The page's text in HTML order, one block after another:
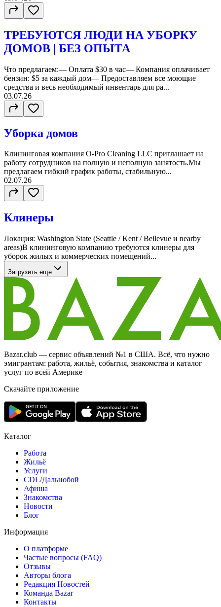
ТРЕБУЮТСЯ ЛЮДИ НА УБОРКУ
ДОМОВ | БЕЗ ОПЫТА
Что предлагаем:— Оплата $30 в час— Компания оплачивает
бензин: $5 за каждый дом— Предоставляем все моющие
средства и весь необходимый инвентарь для ра...
03.07.26
Уборка домов
Клининговая компания O-Pro Cleaning LLC приглашает на
работу сотрудников на полную и неполную занятость.Мы
предлагаем гибкий график работы, стабильную...
02.07.26
Клинеры
Локация: Washington State (Seattle / Kent / Bellevue и nearby
areas)В клининговую компанию требуются клинеры для
уборок жилых и коммерческих помещений...
Загрузить еще
Bazar.club — сервис объявлений №1 в США. Всё, что нужно
эмигрантам: работа, жильё, события, знакомства и каталог
услуг по всей Америке
Скачайте приложение
Каталог
Работа
Жильё
Услуги
CDL/Дальнобой
Афиша
Знакомства
Новости
Блог
Информация
О платформе
Частые вопросы (FAQ)
Отзывы
Авторы блога
Редакция Новостей
Команда Bazar
Контакты